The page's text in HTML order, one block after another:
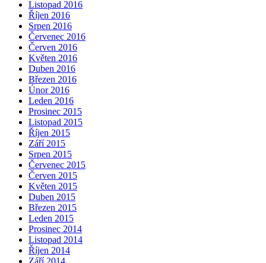
Listopad 2016
Říjen 2016
Srpen 2016
Červenec 2016
Červen 2016
Květen 2016
Duben 2016
Březen 2016
Únor 2016
Leden 2016
Prosinec 2015
Listopad 2015
Říjen 2015
Září 2015
Srpen 2015
Červenec 2015
Červen 2015
Květen 2015
Duben 2015
Březen 2015
Leden 2015
Prosinec 2014
Listopad 2014
Říjen 2014